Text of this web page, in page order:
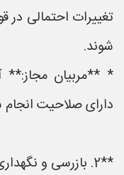
تغییرات احتمالی در
شوند.
* **مربیان مجاز:**
دارای صلاحیت
**2. بازرسی و نگهداری:**